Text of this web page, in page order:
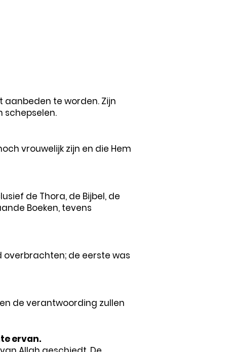
aanbeden te worden. Zijn
schepselen.
vrouwelijk zijn en die Hem
de Thora, de Bijbel, de
Boeken, tevens
overbrachten; de eerste was
de verantwoording zullen
ervan.